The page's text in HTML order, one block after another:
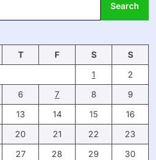
Search
T F S
S
1
2
6 7 8
9
13 14 15
16
20 21 22
23
27 28 29
30